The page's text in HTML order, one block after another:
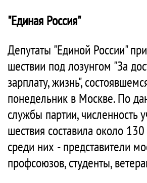
"Единая Россия"
Депутаты "Единой России"
шествии под лозунгом "За
зарплату, жизнь",
понедельник в Москве. По
службы партии, численность
шествия составила около
среди них - представители
профсоюзов, студенты,